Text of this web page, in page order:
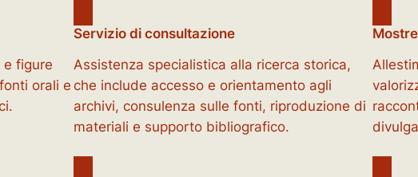
figure
orali e
Servizio di consultazione
Assistenza specialistica alla ricerca storica,
che include accesso e orientamento agli
archivi, consulenza sulle fonti, riproduzione di
materiali e supporto bibliografico.